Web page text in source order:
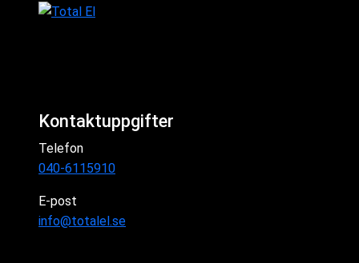
Kontaktuppgifter
Telefon
040-6115910
E-post
info@totalel.se